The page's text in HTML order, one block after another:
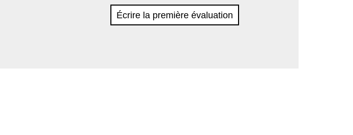
Écrire la première évaluation